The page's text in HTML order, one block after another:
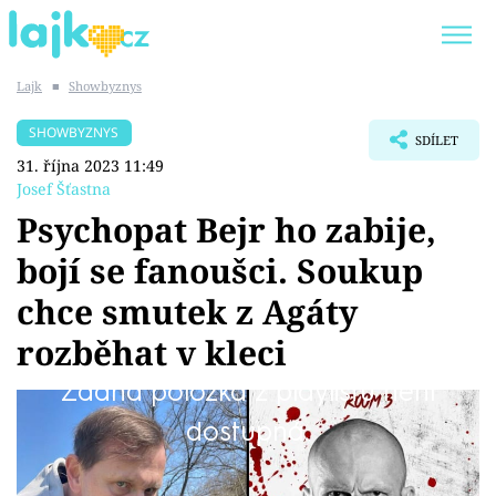
SHOPAHOLICADEL
Témata
Showbyznys
Youtubeři
Virály
Lajk ■ Showbyznys
SHOWBYZNYS
31. října 2023 11:49
Josef Šťastna
SDÍLET
Psychopat Bejr ho zabije,
bojí se fanoušci. Soukup
chce smutek z Agáty
rozběhat v kleci
Žádná položka z playlistu není
dostupná.
Mediální magnát Jaromír Soukup (54) netají,
že je stále otřesený z toho, že ztratil Agátu
Hanychovou (38). Chce přijít na jiné myšlenky